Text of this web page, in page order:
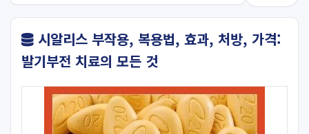
시알리스 부작용, 복용법, 효과, 처방, 가격:
발기부전 치료의 모든 것